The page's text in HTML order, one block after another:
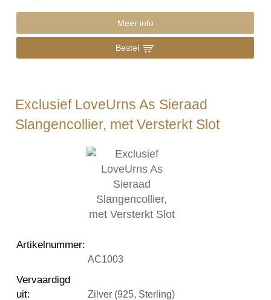
Meer info
Bestel
Exclusief LoveUrns As Sieraad
Slangencollier, met Versterkt Slot
Artikelnummer:
AC1003
Vervaardigd
uit: Zilver (925, Sterling)